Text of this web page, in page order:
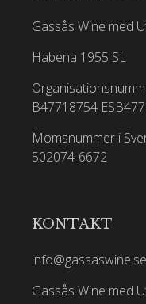
Gassås Wine med
Habena 1955 SL
B47718754
Momsnummer i
502074-6672
KONTAKT
info@gassaswine.se
Gassås Wine med